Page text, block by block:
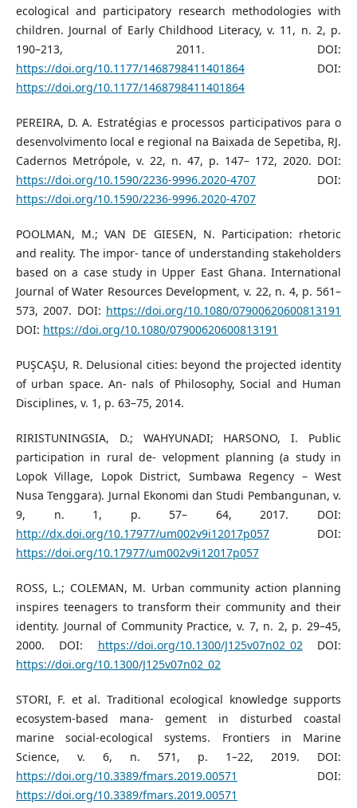
ecological and participatory research methodologies with
children. Journal of Early Childhood Literacy, v. 11, n. 2, p.
190–213, 2011. DOI:
https://doi.org/10.1177/1468798411401864DOI:
https://doi.org/10.1177/1468798411401864
PEREIRA, D. A. Estratégias e processos participativos para o
desenvolvimento local e regional na Baixada de Sepetiba, RJ.
Cadernos Metrópole, v. 22, n. 47, p. 147– 172, 2020. DOI:
https://doi.org/10.1590/2236-9996.2020-4707DOI:
https://doi.org/10.1590/2236-9996.2020-4707
POOLMAN, M.; VAN DE GIESEN, N. Participation: rhetoric
and reality. The impor- tance of understanding stakeholders
based on a case study in Upper East Ghana. International
Journal of Water Resources Development, v. 22, n. 4, p. 561–
573, 2007. DOI: https://doi.org/10.1080/07900620600813191
DOI: https://doi.org/10.1080/07900620600813191
PUŞCAŞU, R. Delusional cities: beyond the projected identity
of urban space. An- nals of Philosophy, Social and Human
Disciplines, v. 1, p. 63–75, 2014.
RIRISTUNINGSIA, D.; WAHYUNADI; HARSONO, I. Public
participation in rural de- velopment planning (a study in
Lopok Village, Lopok District, Sumbawa Regency – West
Nusa Tenggara). Jurnal Ekonomi dan Studi Pembangunan, v.
9, n. 1, p. 57– 64, 2017. DOI:
http://dx.doi.org/10.17977/um002v9i12017p057DOI:
https://doi.org/10.17977/um002v9i12017p057
ROSS, L.; COLEMAN, M. Urban community action planning
inspires teenagers to transform their community and their
identity. Journal of Community Practice, v. 7, n. 2, p. 29–45,
2000. DOI: https://doi.org/10.1300/J125v07n02_02 DOI:
https://doi.org/10.1300/J125v07n02_02
STORI, F. et al. Traditional ecological knowledge supports
ecosystem-based mana- gement in disturbed coastal
marine social-ecological systems. Frontiers in Marine
Science, v. 6, n. 571, p. 1–22, 2019. DOI:
https://doi.org/10.3389/fmars.2019.00571
DOI:
https://doi.org/10.3389/fmars.2019.00571